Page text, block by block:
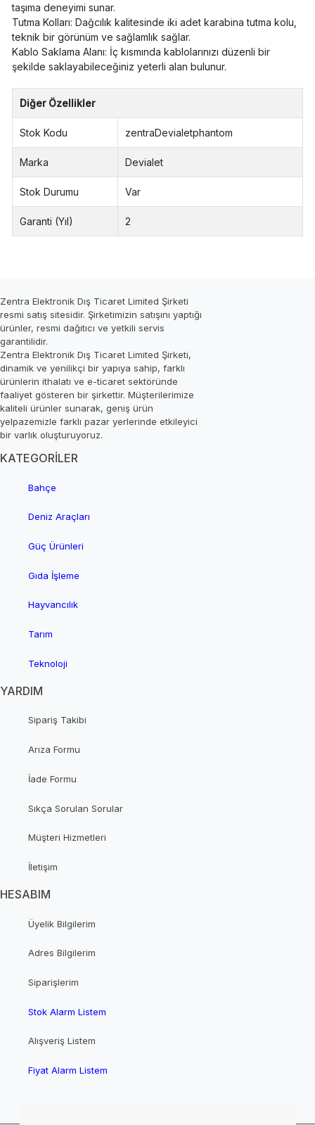
taşıma deneyimi sunar.
Tutma Kolları: Dağcılık kalitesinde iki adet karabina tutma kolu,
teknik bir görünüm ve sağlamlık sağlar.
Kablo Saklama Alanı: İç kısmında kablolarınızı düzenli bir
şekilde saklayabileceğiniz yeterli alan bulunur.
Diğer Özellikler
Stok Kodu zentraDevialetphantom
Marka Devialet
Stok Durumu Var
Garanti (Yıl) 2
Zentra Elektronik Dış Ticaret Limited Şirketi
resmi satış sitesidir. Şirketimizin satışını yaptığı
ürünler, resmi dağıtıcı ve yetkili servis
garantilidir.
Zentra Elektronik Dış Ticaret Limited Şirketi,
dinamik ve yenilikçi bir yapıya sahip, farklı
ürünlerin ithalatı ve e-ticaret sektöründe
faaliyet gösteren bir şirkettir. Müşterilerimize
kaliteli ürünler sunarak, geniş ürün
yelpazemizle farklı pazar yerlerinde etkileyici
bir varlık oluşturuyoruz.
KATEGORİLER
Bahçe
Deniz Araçları
Güç Ürünleri
Gıda İşleme
Hayvancılık
Tarım
Teknoloji
YARDIM
Sipariş Takibi
Arıza Formu
İade Formu
Sıkça Sorulan Sorular
Müşteri Hizmetleri
İletişim
HESABIM
Üyelik Bilgilerim
Adres Bilgilerim
Siparişlerim
Stok Alarm Listem
Alışveriş Listem
Fiyat Alarm Listem